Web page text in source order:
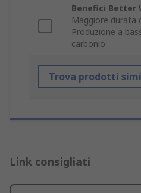
Benefici Better
Maggiore durata
Produzione a
carbonio
Trova prodotti
Link consigliati